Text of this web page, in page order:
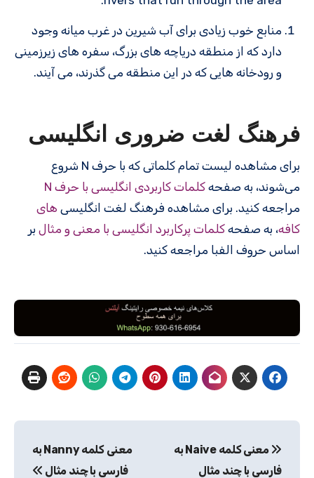
منابع خوب زیادی برای آب شیرین در غرب میانه وجود
دارد که از منطقه دریاچه های بزرگ، سفره های زیرزمینی
و رودخانه هایی که در این منطقه می گذرند، می آیند.
فرهنگ لغت ضروری انگلیسی
برای مشاهده لیست تمام کلماتی که با حرف N شروع
می‌شوند، به صفحه کلمات کاربردی انگلیسی با حرف N
مراجعه کنید. برای مشاهده فرهنگ لغت انگلیسی های
کافه، به صفحه کلمات پرکاربرد انگلیسی با معنی و مثال بر
اساس حروف الفبا مراجعه کنید.
نوشته
معنی کلمه Naive به
فارسی با چند مثال
معنی کلمه Nanny به
فارسی با چند مثال